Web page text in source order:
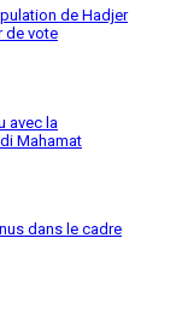
de Hadjer
de vote
avec la
Mahamat
dans le cadre